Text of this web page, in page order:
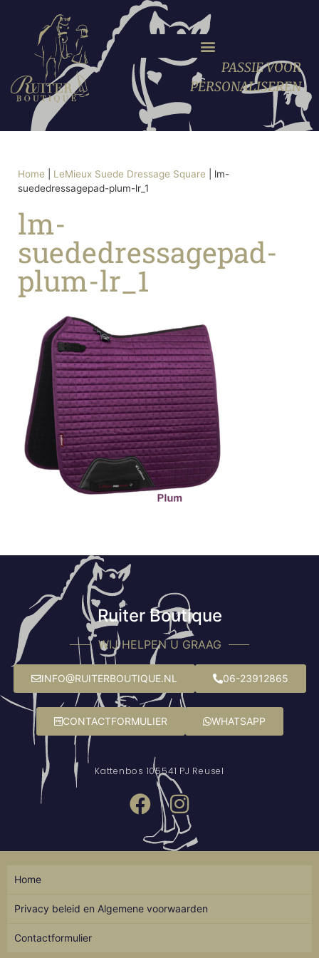
PASSIE VOOR
PERSONALISEREN
Home LeMieux Suede Dressage Square
lm-
suededressagepad-plum-lr_1
lm-
suededressagepad-
plum-lr_1
Ruiter Boutique
WIJ HELPEN U GRAAG
INFO@RUITERBOUTIQUE.NL 06-23912865
CONTACTFORMULIER WHATSAPP
Kattenbos 105541 PJ Reusel
Home
Privacy beleid en Algemene voorwaarden
Contactformulier